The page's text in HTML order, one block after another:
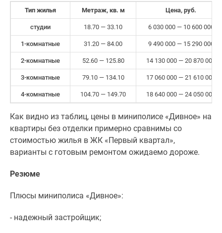
Тип жилья Метраж, кв. м Цена, руб.
студии 18.70 — 33.10 6 030 000 — 10 600 000
1-комнатные 31.20 — 84.00 9 490 000 — 15 290 000
2-комнатные 52.60 — 125.80 14 130 000 — 20 870 000
3-комнатные 79.10 — 134.10 17 060 000 — 21 610 000
4-комнатные 104.70 — 149.70 18 640 000 — 24 050 000
Как видно из таблиц, цены в миниполисе «Дивное» на
квартиры без отделки примерно сравнимы со
стоимостью жилья в ЖК «Первый квартал»,
варианты с готовым ремонтом ожидаемо дороже.
Резюме
Плюсы миниполиса «Дивное»:
- надежный застройщик;